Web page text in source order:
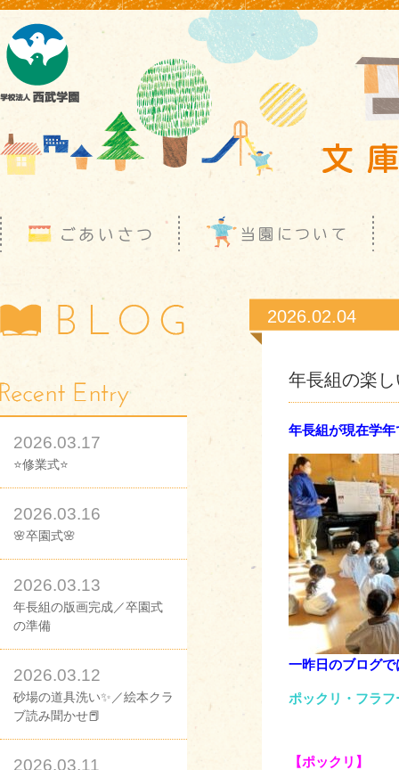
2026.03.17
⭐修業式⭐
2026.03.16
🌸卒園式🌸
2026.03.13
年長組の版画完成／卒園式
の準備
2026.03.12
砂場の道具洗い✨／絵本クラ
ブ読み聞かせ📕
2026.03.11
2026.02.04
年長組の楽
年長組が現在学
一昨日のブログで
ポックリ・フラフ
【ポックリ】